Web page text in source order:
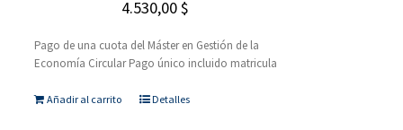
4.530,00$
Pago de una cuota del Máster en Gestión de la
Economía Circular Pago único incluido matricula
Añadir al carrito Detalles